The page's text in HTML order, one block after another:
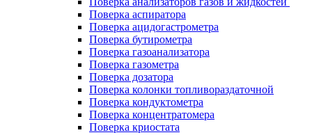
Поверка аспиратора
Поверка ацидогастрометра
Поверка бутирометра
Поверка газоанализатора
Поверка газометра
Поверка дозатора
Поверка колонки топливораздаточной
Поверка кондуктометра
Поверка концентратомера
Поверка криостата